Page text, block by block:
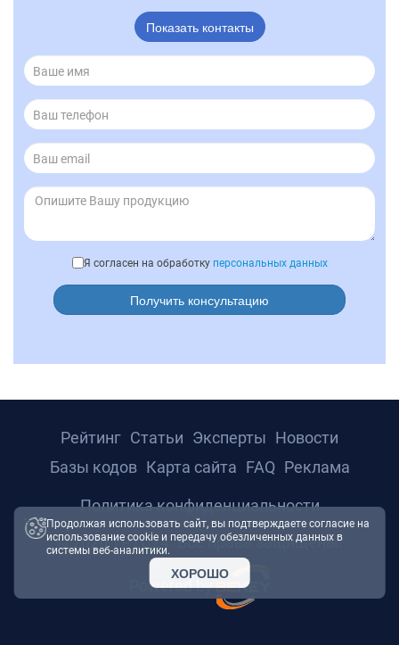
Показать контакты
Я согласен на обработку персональных данных
Получить консультацию
© 2026 ТРТС24. Все права защищены.
Powered by
Рейтинг Статьи Эксперты Новости
Базы кодов Карта сайта FAQ Реклама
Политика конфиденциальности
Продолжая использовать сайт, вы подтверждаете согласие на
использование cookie и передачу обезличенных данных в
системы веб-аналитики.
ХОРОШО